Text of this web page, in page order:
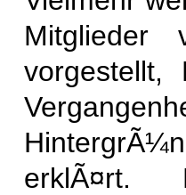
Mitglieder
vorgestellt,
erklÃ¤rt.